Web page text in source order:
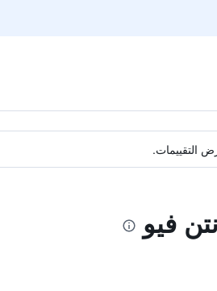
التقييمات.
فيو